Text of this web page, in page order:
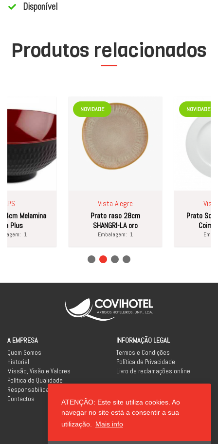
ATENÇÃO: Este site utiliza cookies. Ao
navegar no site está a consentir a sua
utilização.
Mais info
Disponível
Produtos relacionados
Melamina
1
NOVIDADE
Vista Alegre
Prato raso 28cm
SHANGRI-LA oro
Embalagem:1
NOVIDADE
Vista
Prato
Coimbra
A EMPRESA
Quem Somos
Historial
Missão, Visão e Valores
Política da Qualidade
Responsabilidade Social
Contactos
INFORMAÇÃO LEGAL
Termos e Condições
Política de Privacidade
Livro de reclamações online
REDES SOCIAIS